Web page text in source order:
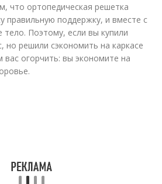
что ортопедическая решетка
правильную поддержку, и вместе с
Поэтому, если вы купили
но решили сэкономить на каркасе
огорчить: вы экономите на